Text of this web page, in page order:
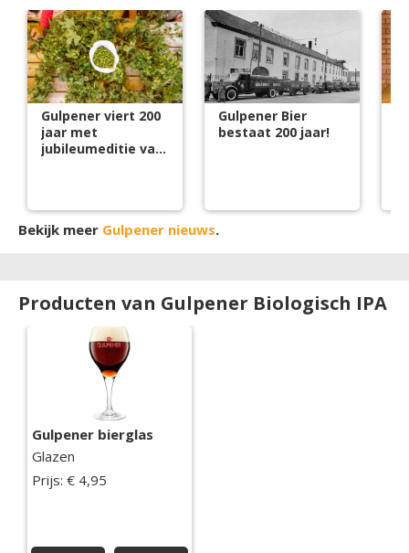
Gulpener viert 200
jaar met
jubileumeditie van
Gulpener Bier
bestaat 200 jaar!
Bekijk meer Gulpener nieuws.
Producten van Gulpener Biologisch IPA
Gulpener bierglas
Glazen
Prijs: € 4,95